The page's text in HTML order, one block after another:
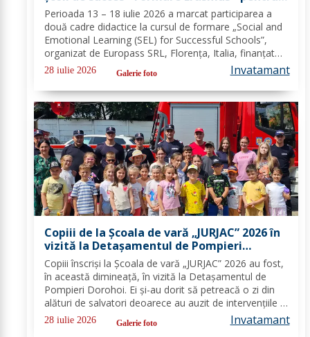
două cadre didactice de la Școala
Gimnazială „Spiru Haret” Dorohoi - FOTO
Perioada 13 – 18 iulie 2026 a marcat participarea a
două cadre didactice la cursul de formare „Social and
Emotional Learning (SEL) for Successful Schools”,
organizat de Europass SRL, Florența, Italia, finanțat
prin programul de Acreditare Erasmus +, domeniul
educație școlară număr de referință...
28 iulie 2026 Galerie foto Invatamant
Copiii de la Școala de vară „JURJAC” 2026 în
vizită la Detașamentul de Pompieri
Dorohoi - FOTO
Copiii înscriși la Școala de vară „JURJAC” 2026 au fost,
în această dimineață, în vizită la Detașamentul de
Pompieri Dorohoi. Ei și-au dorit să petreacă o zi din
alături de salvatori deoarece au auzit de intervențiile la
care au participat și de oamenii pe care i-au ajutat de-
a lungul timpului. „Ne...
28 iulie 2026 Galerie foto Invatamant